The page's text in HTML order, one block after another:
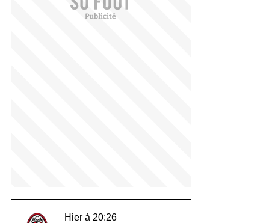
Hier à 20:26